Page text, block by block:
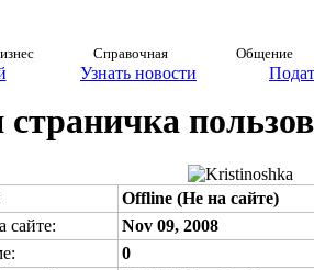
Справочная Общение
Узнать новости
Offline (Не на сайте)
сайте:
Nov 09, 2008
0